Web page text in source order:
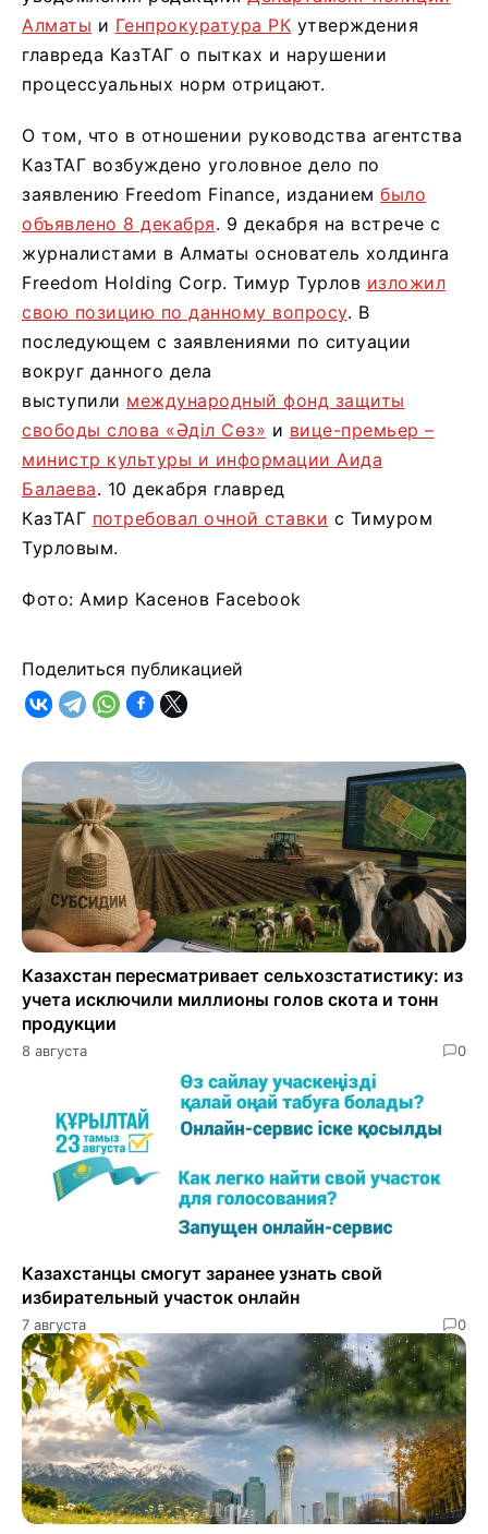
Алматы и Генпрокуратура РК утверждения
главреда КазТАГ о пытках и нарушении
процессуальных норм отрицают.
О том, что в отношении руководства агентства
КазТАГ возбуждено уголовное дело по
заявлению Freedom Finance, изданием было
объявлено 8 декабря. 9 декабря на встрече с
журналистами в Алматы основатель холдинга
Freedom Holding Corp. Тимур Турлов изложил
свою позицию по данному вопросу. В
последующем с заявлениями по ситуации
вокруг данного дела
выступили международный фонд защиты
свободы слова «Әділ Сөз» и вице-премьер –
министр культуры и информации Аида
Балаева. 10 декабря главред
КазТАГ потребовал очной ставки с Тимуром
Турловым.
Фото: Амир Касенов Facebook
Поделиться публикацией
Казахстан пересматривает сельхозстатистику: из
учета исключили миллионы голов скота и тонн
продукции
8 августа 0
Казахстанцы смогут заранее узнать свой
избирательный участок онлайн
7 августа 0